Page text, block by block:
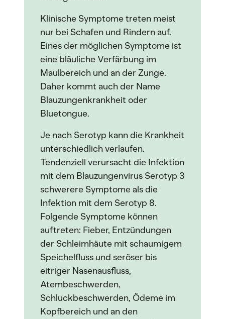
Klinische Symptome treten meist
nur bei Schafen und Rindern auf.
Eines der möglichen Symptome ist
eine bläuliche Verfärbung im
Maulbereich und an der Zunge.
Daher kommt auch der Name
Blauzungenkrankheit oder
Bluetongue.
Je nach Serotyp kann die Krankheit
unterschiedlich verlaufen.
Tendenziell verursacht die Infektion
mit dem Blauzungenvirus Serotyp 3
schwerere Symptome als die
Infektion mit dem Serotyp 8.
Folgende Symptome können
auftreten: Fieber, Entzündungen
der Schleimhäute mit schaumigem
Speichelfluss und seröser bis
eitriger Nasenausfluss,
Atembeschwerden,
Schluckbeschwerden, Ödeme im
Kopfbereich und an den